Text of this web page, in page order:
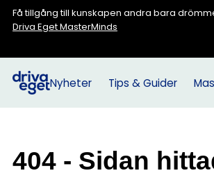
Få tillgång till kunskapen andra bara
Driva Eget MasterMinds
Nyheter Tips & Guider
404 - Sidan